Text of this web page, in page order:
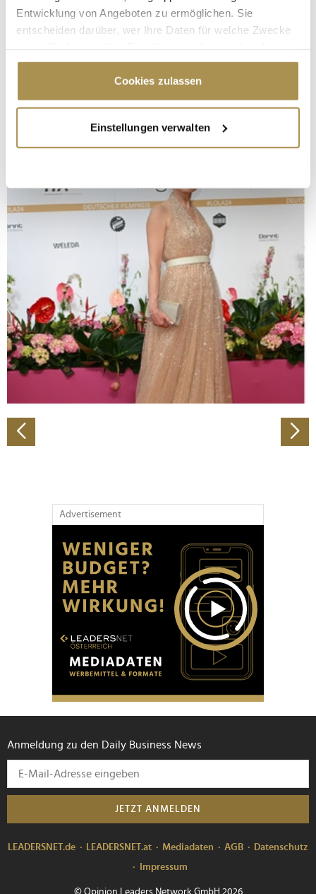
Entwicklung von Angeboten zu ermöglichen. Sie
entscheiden darüber, wer Ihre Daten für welche Zwecke
Cookie-Erklärung oder durch Klicken auf das Privacy
Trigger Symbol ändern oder widerrufen
Informationen über Ihre geografische Lage
erfassen, welche bis auf einige Meter genau sein
bestimmten Merkmalen (Fingerprinting) identifizieren
Erfahren Sie mehr darüber, wie Ihre persönlichen Daten
verarbeitet werden, und legen Sie Ihre Präferenzen im
Abschnitt Einzelheiten
fest.
Wir verwenden Cookies, um Inhalte und Anzeigen zu
personalisieren, Funktionen für soziale Medien anbieten
zu können und die Zugriffe auf unsere Website zu
analysieren. Außerdem geben wir Informationen zu Ihrer
Verwendung unserer Website an unsere Partner für
soziale Medien, Werbung und Analysen weiter. Unsere
Partner führen diese Informationen möglicherweise mit
haben oder die sie im Rahmen Ihrer Nutzung der Dienste
gesammelt haben.
Cookies zulassen
Einstellungen verwalten
Advertisement
Anmeldung zu den Daily Business News
JETZT ANMELDEN
LEADERSNET.de LEADERSNET.at Mediadaten AGB
Datenschutz
Impressum